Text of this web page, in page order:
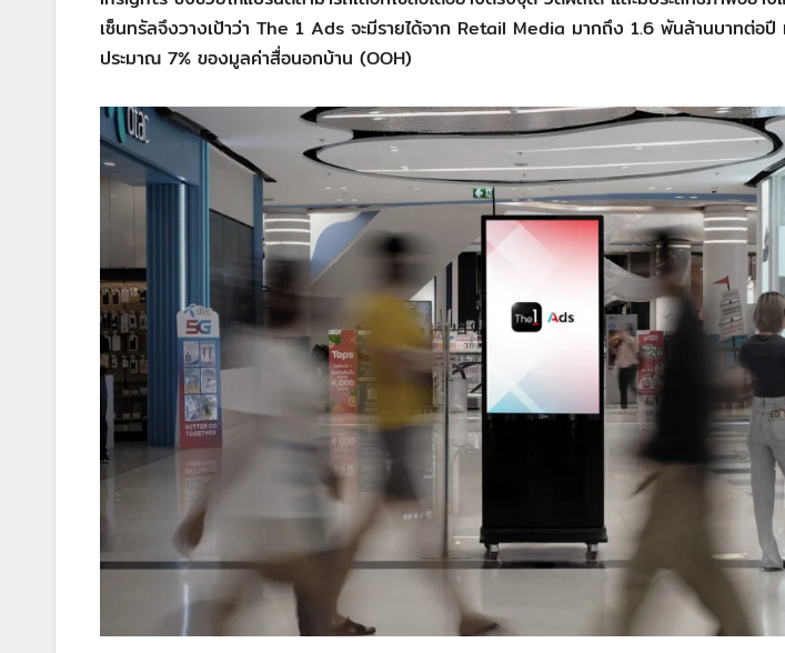
เซ็นทรัลจึงวางเป้าว่า The 1 Ads จะมีรายได้จาก Retail Media มากถึง 1.6 พันล้านบาทต่อ
ประมาณ 7% ของมูลค่าสื่อนอกบ้าน (OOH)